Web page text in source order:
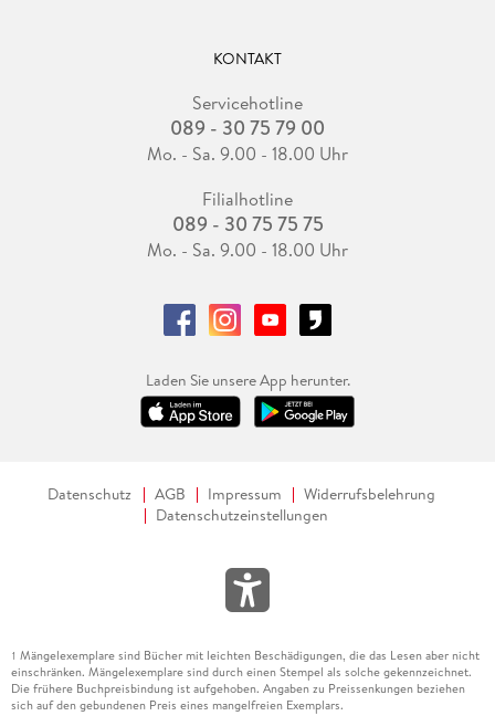
KONTAKT
Servicehotline
089 - 30 75 79 00
Mo. - Sa. 9.00 - 18.00 Uhr
Filialhotline
089 - 30 75 75 75
Mo. - Sa. 9.00 - 18.00 Uhr
Laden Sie unsere App herunter.
Datenschutz AGB Impressum
Widerrufsbelehrung
Datenschutzeinstellungen
1 Mängelexemplare sind Bücher mit leichten Beschädigungen, die das Lesen aber nicht
einschränken. Mängelexemplare sind durch einen Stempel als solche gekennzeichnet.
Die frühere Buchpreisbindung ist aufgehoben. Angaben zu Preissenkungen beziehen
sich auf den gebundenen Preis eines mangelfreien Exemplars.